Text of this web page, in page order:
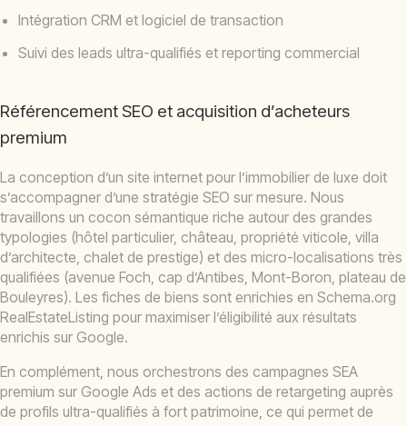
Intégration CRM et logiciel de transaction
Suivi des leads ultra-qualifiés et reporting commercial
Référencement SEO et acquisition d’acheteurs
premium
La conception d’un site internet pour l’immobilier de luxe doit
s’accompagner d’une stratégie SEO sur mesure. Nous
travaillons un cocon sémantique riche autour des grandes
typologies (hôtel particulier, château, propriété viticole, villa
d’architecte, chalet de prestige) et des micro-localisations très
qualifiées (avenue Foch, cap d’Antibes, Mont-Boron, plateau de
Bouleyres). Les fiches de biens sont enrichies en Schema.org
RealEstateListing pour maximiser l’éligibilité aux résultats
enrichis sur Google.
En complément, nous orchestrons des campagnes SEA
premium sur Google Ads et des actions de retargeting auprès
de profils ultra-qualifiés à fort patrimoine, ce qui permet de